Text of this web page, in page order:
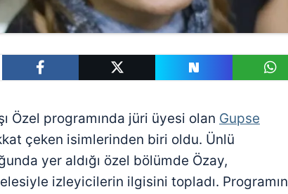
Özel programında jüri üyesi olan Gupse
çeken isimlerinden biri oldu. Ünlü
yer aldığı özel bölümde Özay,
izleyicilerin ilgisini topladı. Programın